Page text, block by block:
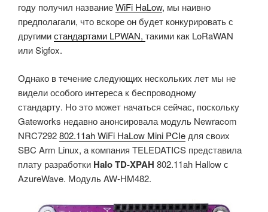
году получил названиеWiFi HaLow, мы наивно
предполагали, что вскоре он будет конкурировать с
другимистандартами LPWAN, такими как LoRaWAN
или Sigfox.
Однако в течение следующих нескольких лет мы не
видели особого интереса к беспроводному
стандарту. Но это может начаться сейчас, поскольку
Gateworks недавно анонсировала модуль Newracom
NRC7292802.11ah WiFi HaLow Mini PCIe для своих
SBC Arm Linux, а компания TELEDATICS представила
плату разработки Halo TD-XPAH 802.11ah Hallow с
AzureWave. Модуль AW-HM482.